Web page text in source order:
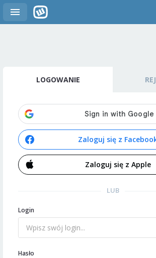
LOGOWANIE
Zaloguj się z
Zaloguj się z Apple
LUB
Login
Hasło